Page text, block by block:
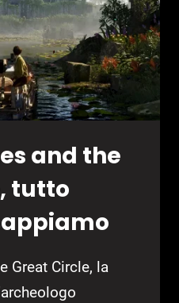
and the
tutto
Great Circle, la